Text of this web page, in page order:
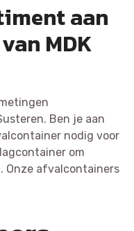
aan
MDK
Ben je aan
nodig voor
om
Onze afvalcontainers